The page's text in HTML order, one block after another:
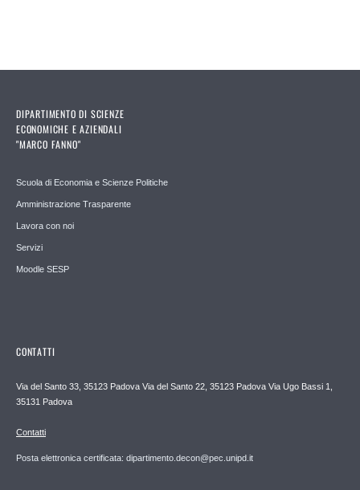
DIPARTIMENTO DI SCIENZE
ECONOMICHE E AZIENDALI
"MARCO FANNO"
Scuola di Economia e Scienze Politiche
Amministrazione Trasparente
Lavora con noi
Servizi
Moodle SESP
CONTATTI
Via del Santo 33, 35123 Padova Via del Santo 22, 35123 Padova Via Ugo Bassi 1,
35131 Padova
Contatti
Posta elettronica certificata: dipartimento.decon@pec.unipd.it